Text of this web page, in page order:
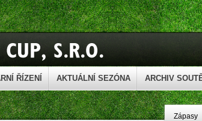
ŘÍZENÍ AKTUÁLNÍ SEZÓNA ARCHIV
Zápasy